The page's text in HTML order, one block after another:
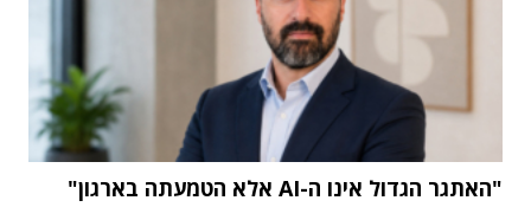
"האתגר הגדול אינו ה-AI אלא הטמעתה בארגון"